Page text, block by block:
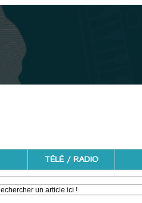
TÉLÉ / RADIO